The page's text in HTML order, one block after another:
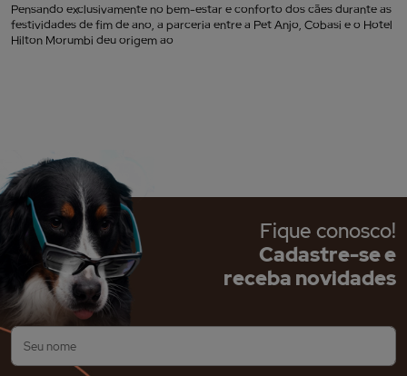
Pensando exclusivamente no bem-estar e conforto dos cães durante as
festividades de fim de ano, a parceria entre a Pet Anjo, Cobasi e o Hotel
Hilton Morumbi deu origem ao
Fique conosco!
Cadastre-se e
receba novidades